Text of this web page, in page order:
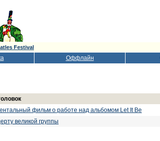
Festival
Оффлайн
фильм о работе над альбомом Let It Be
великой группы